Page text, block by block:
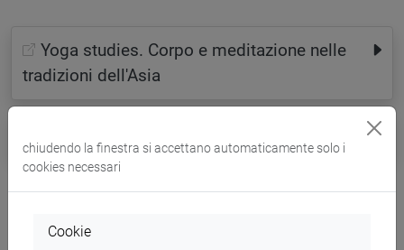
Yoga studies. Corpo e meditazione nelle
tradizioni dell'Asia
Didattica del coreano come lingua straniera
chiudendo la finestra si accettano automaticamente solo i
cookies necessari
Cookie